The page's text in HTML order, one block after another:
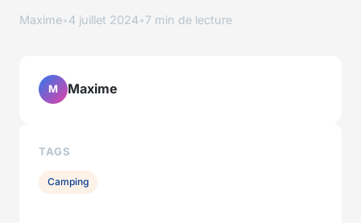
Maxime•4 juillet 2024•7 min de lecture
M Maxime
TAGS
Camping